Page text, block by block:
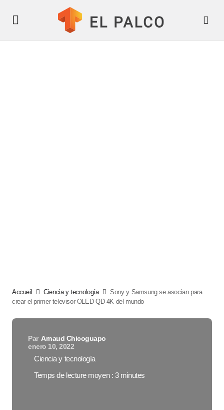
Accueil Ciencia y tecnología
Sony y Samsung se asocian para
crear el primer televisor OLED QD 4K del mundo
Par Arnaud Chicoguapo
enero 10, 2022
Ciencia y tecnología
Temps de lecture moyen : 3 minutes